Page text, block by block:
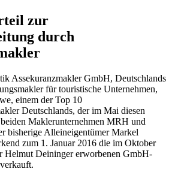
zur
durch
Assekuranzmakler GmbH, Deutschlands
für touristische Unternehmen,
einem der Top 10
Deutschlands, der im Mai diesen
Maklerunternehmen MRH und
bisherige Alleineigentümer Markel
zum 1. Januar 2016 die im Oktober
Helmut Deininger erworbenen GmbH-